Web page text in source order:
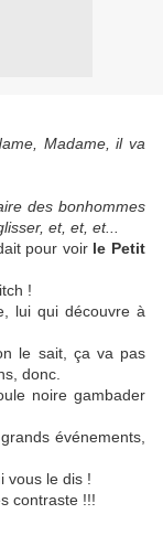
Madame, il va
des bonhommes
et, et, et...
pour voir le Petit
!
lui qui découvre à
le sait, ça va pas
donc.
noire gambader
événements,
vous le dis !
contraste !!!